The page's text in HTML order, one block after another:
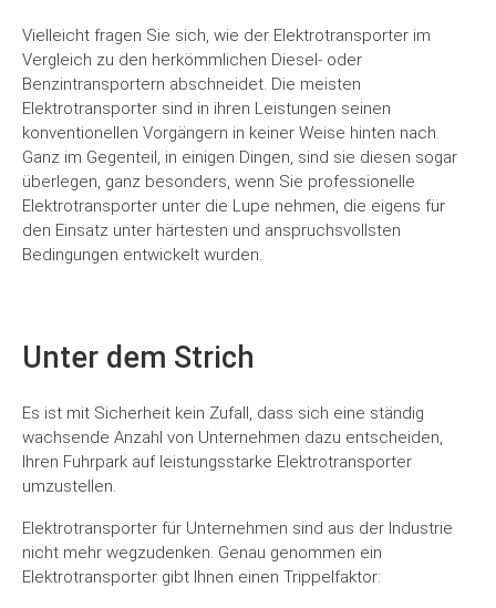
Vielleicht fragen Sie sich, wie der Elektrotransporter im
Vergleich zu den herkömmlichen Diesel- oder
Benzintransportern abschneidet. Die meisten
Elektrotransporter sind in ihren Leistungen seinen
konventionellen Vorgängern in keiner Weise hinten nach.
Ganz im Gegenteil, in einigen Dingen, sind sie diesen sogar
überlegen, ganz besonders, wenn Sie professionelle
Elektrotransporter unter die Lupe nehmen, die eigens für
den Einsatz unter härtesten und anspruchsvollsten
Bedingungen entwickelt wurden.
Unter dem Strich
Es ist mit Sicherheit kein Zufall, dass sich eine ständig
wachsende Anzahl von Unternehmen dazu entscheiden,
Ihren Fuhrpark auf leistungsstarke Elektrotransporter
umzustellen.
Elektrotransporter für Unternehmen sind aus der Industrie
nicht mehr wegzudenken. Genau genommen ein
Elektrotransporter gibt Ihnen einen Trippelfaktor: